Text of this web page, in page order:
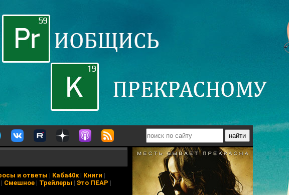
и ответы | Каба40к| Книги |
| Смешное | Трейлеры | Это ПЕАР |